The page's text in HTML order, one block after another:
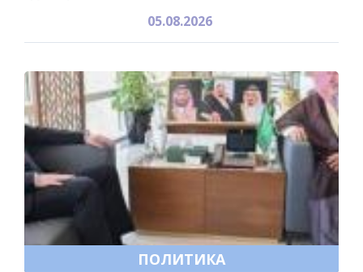
05.08.2026
ПОЛИТИКА